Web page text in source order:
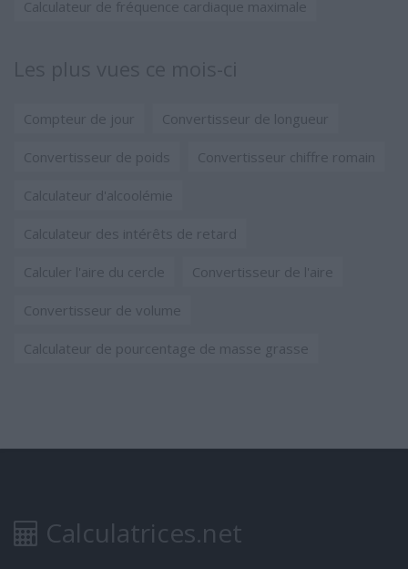
Calculateur de fréquence cardiaque maximale
Compteur de jour Convertisseur de longueur
Convertisseur de poids Convertisseur chiffre romain
Calculateur d'alcoolémie
Calculateur des intérêts de retard
Calculer l'aire du cercle Convertisseur de l'aire
Convertisseur de volume
Calculateur de pourcentage de masse grasse
Calculatrices.net